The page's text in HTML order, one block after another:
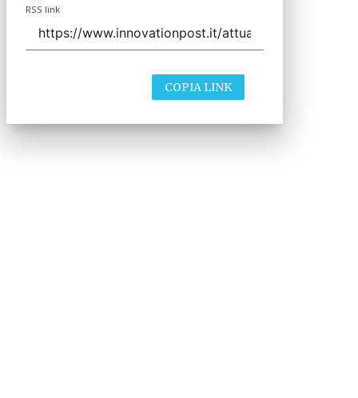
RSS link
COPIA LINK